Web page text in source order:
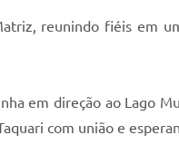
reunindo fiéis em
em direção ao Lago
com união e